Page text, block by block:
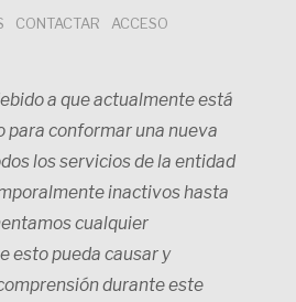
CONTACTAR ACCESO
a que actualmente está
para conformar una nueva
los servicios de la entidad
inactivos hasta
cualquier
esto pueda causar y
durante este